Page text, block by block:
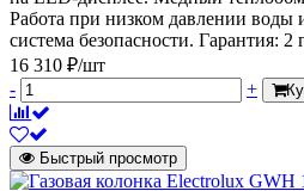
Работа при низком давлении воды
система безопасности. Гарантия: 2
16 310 ₽/шт
-
+
Быстрый просмотр